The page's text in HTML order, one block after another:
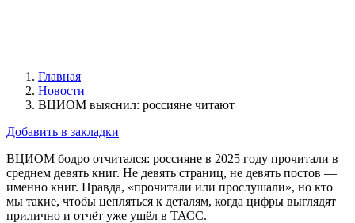
Главная
Новости
ВЦИОМ выяснил: россияне читают
Добавить в закладки
ВЦИОМ бодро отчитался: россияне в 2025 году прочитали в
среднем девять книг. Не девять страниц, не девять постов —
именно книг. Правда, «прочитали или прослушали», но кто
мы такие, чтобы цепляться к деталям, когда цифры выглядят
прилично и отчёт уже ушёл в ТАСС.